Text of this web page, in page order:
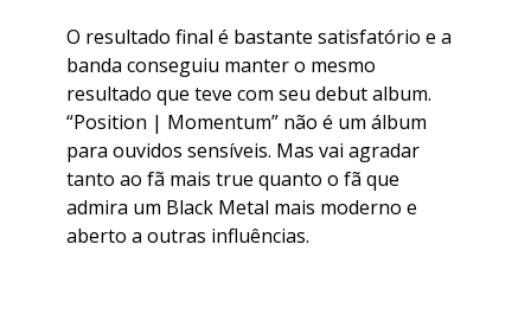
O resultado final é bastante satisfatório e a
banda conseguiu manter o mesmo
resultado que teve com seu debut album.
“Position | Momentum” não é um álbum
para ouvidos sensíveis. Mas vai agradar
tanto ao fã mais true quanto o fã que
admira um Black Metal mais moderno e
aberto a outras influências.